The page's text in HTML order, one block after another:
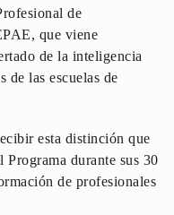
de
que viene
de la inteligencia
de las escuelas de
esta distinción que
durante sus 30
de profesionales